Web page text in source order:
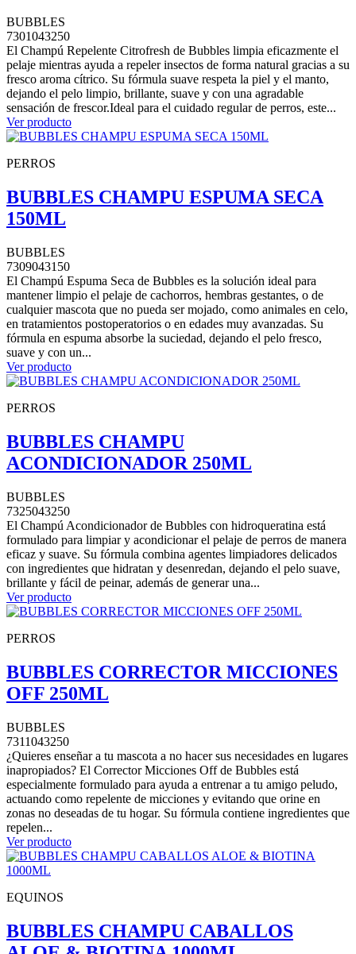
BUBBLES
7301043250
El Champú Repelente Citrofresh de Bubbles limpia eficazmente el
pelaje mientras ayuda a repeler insectos de forma natural gracias a su
fresco aroma cítrico. Su fórmula suave respeta la piel y el manto,
dejando el pelo limpio, brillante, suave y con una agradable
sensación de frescor.Ideal para el cuidado regular de perros, este...
Ver producto
PERROS
BUBBLES CHAMPU ESPUMA SECA
150ML
BUBBLES
7309043150
El Champú Espuma Seca de Bubbles es la solución ideal para
mantener limpio el pelaje de cachorros, hembras gestantes, o de
cualquier mascota que no pueda ser mojado, como animales en celo,
en tratamientos postoperatorios o en edades muy avanzadas. Su
fórmula en espuma absorbe la suciedad, dejando el pelo fresco,
suave y con un...
Ver producto
PERROS
BUBBLES CHAMPU
ACONDICIONADOR 250ML
BUBBLES
7325043250
El Champú Acondicionador de Bubbles con hidroqueratina está
formulado para limpiar y acondicionar el pelaje de perros de manera
eficaz y suave. Su fórmula combina agentes limpiadores delicados
con ingredientes que hidratan y desenredan, dejando el pelo suave,
brillante y fácil de peinar, además de generar una...
Ver producto
PERROS
BUBBLES CORRECTOR MICCIONES
OFF 250ML
BUBBLES
7311043250
¿Quieres enseñar a tu mascota a no hacer sus necesidades en lugares
inapropiados? El Corrector Micciones Off de Bubbles está
especialmente formulado para ayuda a entrenar a tu amigo peludo,
actuando como repelente de micciones y evitando que orine en
zonas no deseadas de tu hogar. Su fórmula contiene ingredientes que
repelen...
Ver producto
EQUINOS
BUBBLES CHAMPU CABALLOS